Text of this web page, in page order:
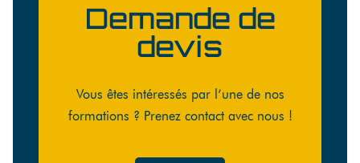
Demande de
devis
Vous êtes intéressés par l’une de nos
formations ? Prenez contact avec nous !